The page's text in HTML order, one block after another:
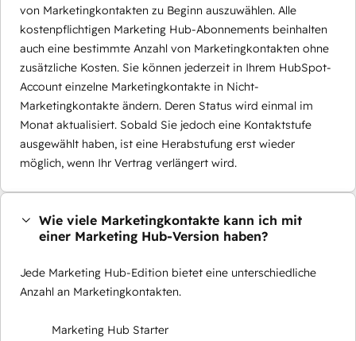
von Marketingkontakten zu Beginn auszuwählen. Alle
kostenpflichtigen Marketing Hub-Abonnements beinhalten
auch eine bestimmte Anzahl von Marketingkontakten ohne
zusätzliche Kosten. Sie können jederzeit in Ihrem HubSpot-
Account einzelne Marketingkontakte in Nicht-
Marketingkontakte ändern. Deren Status wird einmal im
Monat aktualisiert. Sobald Sie jedoch eine Kontaktstufe
ausgewählt haben, ist eine Herabstufung erst wieder
möglich, wenn Ihr Vertrag verlängert wird.
Wie viele Marketingkontakte kann ich mit
einer Marketing Hub-Version haben?
Jede Marketing Hub-Edition bietet eine unterschiedliche
Anzahl an Marketingkontakten.
Marketing Hub Starter